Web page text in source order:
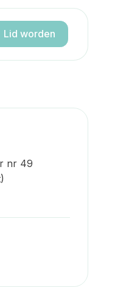
Lid worden
nr 49